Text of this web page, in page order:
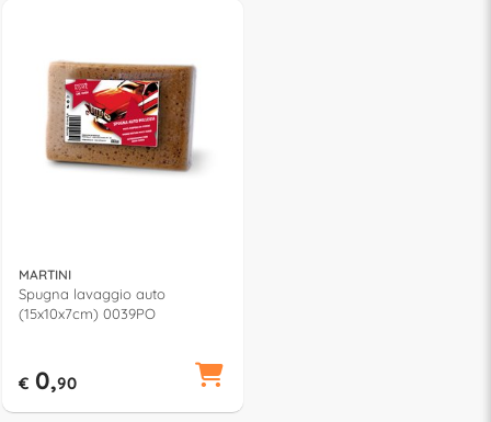
MARTINI
Spugna lavaggio auto
(15x10x7cm) 0039PO
€ 0,90